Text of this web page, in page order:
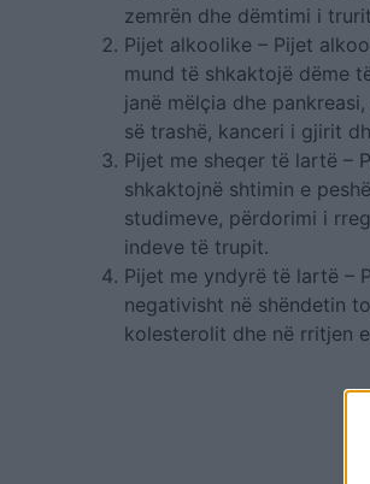
zemrën dhe dëmtimi i
Pijet alkoolike – Pijet
mund të shkaktojë dëme
janë mëlçia dhe
së trashë, kanceri i gjirit
Pijet me sheqer të lartë –
shkaktojnë shtimin e
studimeve, përdorimi i
indeve të trupit.
Pijet me yndyrë të lartë –
negativisht në shëndetin
kolesterolit dhe në rritjen